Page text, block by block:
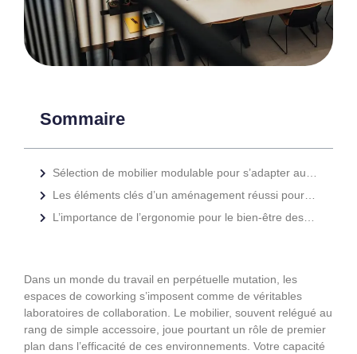
Sommaire
Dans un monde du travail en perpétuelle mutation, les
espaces de coworking s’imposent comme de véritables
laboratoires de collaboration. Le mobilier, souvent relégué au
rang de simple accessoire, joue pourtant un rôle de premier
plan dans l’efficacité de ces environnements. Votre capacité